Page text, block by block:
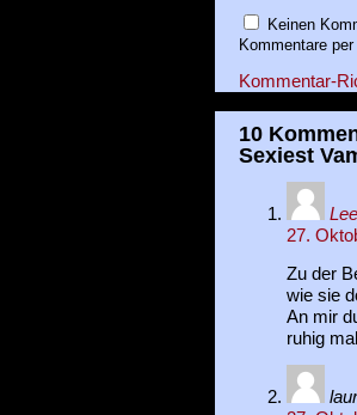
Keinen
Kommentare
Kommentar-
10
Sexiest
27.
Zu der
wie sie
An mir
ruhig